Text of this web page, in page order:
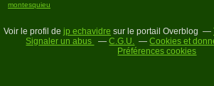
montesquieu
Voir le profil de jp echavidre sur le portail Overblog
Signaler un abus
C.G.U.
Cookies et
Préférences cookies